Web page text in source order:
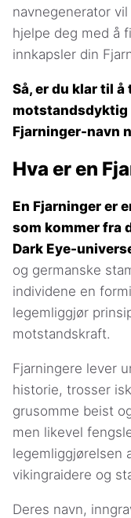
navnegenerator
hjelpe deg med å
innkapsler din
Så, er du klar til
motstandsdyktig
Fjarninger-navn
Hva er en
En Fjarninger er
som kommer fra
Dark Eye-
og germanske
individene en
legemliggjør
motstandskraft.
Fjarningere lever
historie, trosser
grusomme beist
men likevel
legemliggjørelsen
vikingraidere og
Deres navn,